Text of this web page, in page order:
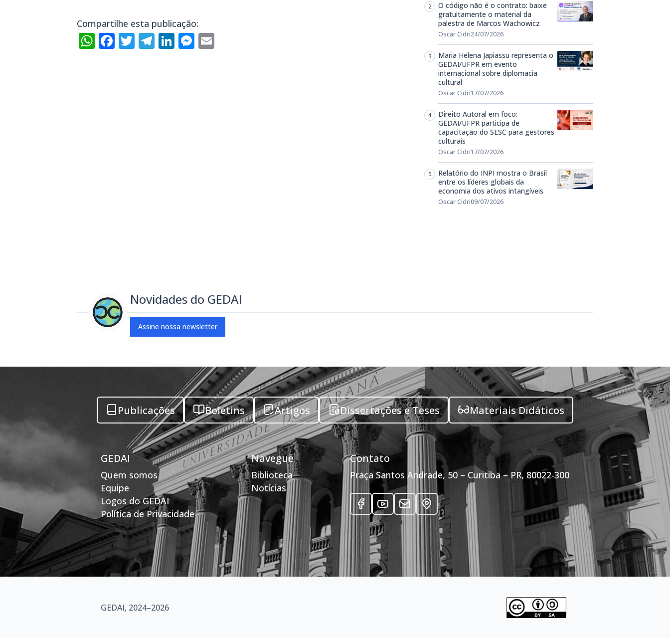
Compartilhe esta publicação:
WhatsApp
Facebook
Twitter
Telegram
LinkedIn
Messenger
O código não é o contrato: baixe
gratuitamente o material da
palestra de Marcos Wachowicz
Oscar Cidri24/07/2026
Maria Helena Japiassu representa o
GEDAI/UFPR em evento
internacional sobre diplomacia
cultural
Oscar Cidri17/07/2026
Direito Autoral em foco:
GEDAI/UFPR participa de
capacitação do SESC para gestores
culturais
Oscar Cidri17/07/2026
Relatório do INPI mostra o Brasil
entre os líderes globais da
economia dos ativos intangíveis
Oscar Cidri09/07/2026
Novidades do GEDAI
Assine nossa newsletter
Publicações Boletins Artigos Dissertações e Teses Materiais Didáticos
GEDAI
Quem somos
Equipe
Logos do GEDAI
Política de Privacidade
Navegue
Biblioteca
Notícias
Contato
Praça Santos Andrade, 50 – Curitiba – PR, 80022-300
GEDAI, 2024–2026